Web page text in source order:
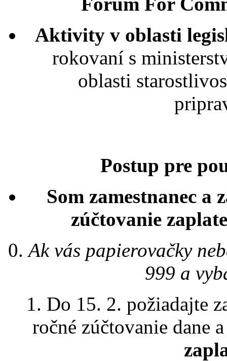
Aktivity v oblasti
rokovaní s
oblasti
Postup pre
Som zamestnanec
zúčtovanie
0.Ak vás papierovačky
999 a
1. Do 15. 2. požiadajte
ročné zúčtovanie dane